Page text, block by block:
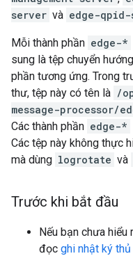
server và edge-
Mỗi thành phần edge-*
sung là tệp chuyển
phần tương ứng. Trong
thư, tệp này có tên là /
message-processor/
Các thành phần edge-*
Các tệp này không thực
mà dùng logrotate và
Trước khi bắt đầu
Nếu bạn chưa hiểu
đọc ghi nhật ký